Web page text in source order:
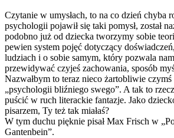
Czytanie w umysłach, to na co dzień chyba
psychologii pojawił się taki pomysł, został
podobno już od dziecka tworzymy sobie
pewien system pojęć dotyczący
ludziach i o sobie samym, który pozwala
przewidywać czyjeś zachowania, sposób
Nazwałbym to teraz nieco żartobliwie
„psychologii bliźniego swego”. A tak to
puścić w ruch literackie fantazje. Jako
pisarzem, Ty też tak miałaś?
W tym duchu pięknie pisał Max Frisch w
Gantenbein”.